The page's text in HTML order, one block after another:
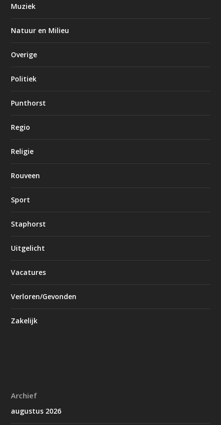
Muziek
Natuur en Milieu
Overige
Politiek
Punthorst
Regio
Religie
Rouveen
Sport
Staphorst
Uitgelicht
Vacatures
Verloren/Gevonden
Zakelijk
Archief
augustus 2026